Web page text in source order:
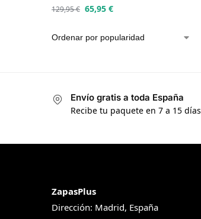
129,95€ 65,95 €
Envío gratis a toda España
Recibe tu paquete en 7 a 15 días
ZapasPlus
Dirección: Madrid, España